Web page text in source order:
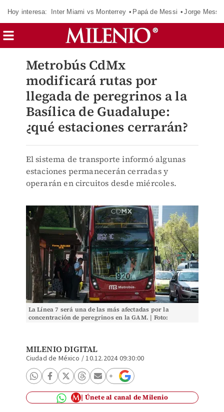
Hoy interesa: Inter Miami vs Monterrey Papá de Messi Jorge Messi
Metrobús CdMx
modificará rutas por
llegada de peregrinos a la
Basílica de Guadalupe:
¿qué estaciones cerrarán?
El sistema de transporte informó algunas
estaciones permanecerán cerradas y
operarán en circuitos desde miércoles.
La Línea 7 será una de las más afectadas por la
concentración de peregrinos en la GAM. | Foto:
MILENIO DIGITAL
Ciudad de México /10.12.2024 09:30:00
Únete al canal de Milenio